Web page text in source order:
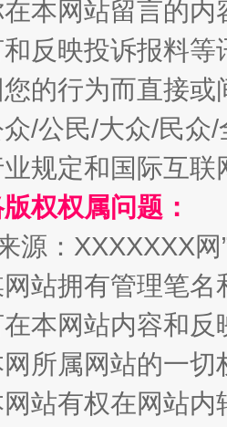
本网站留言的内
反映投诉报料
的行为而直接
/公民/大众/民
规定和国际互
权权属问题：
源：XXXXXXX
站拥有管理笔
在本网站内容和
所属网站的一
站有权在网站